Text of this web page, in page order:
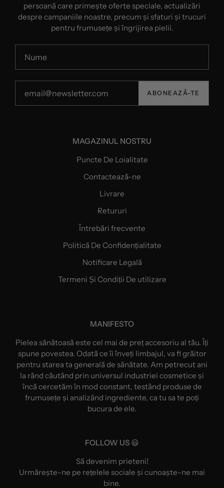
persoană care primește oferte speciale, actualizări
despre campaniile noastre, precum și sfaturi și trucuri
pentru frumusețe și îngrijirea pielii.
ABONEAZĂ-TE
MAGAZINUL NOSTRU
Puncte De Loialitate
Contactează-ne
Livrare
Retururi
Întrebări frecvente
Politică De Confidențialitate
Notificare Legală
Termeni Și Condiții De utilizare
MANIFESTO
Pielea sănătoasă este cel mai de preț accesoriu al tău. Îți
spune povestea. Odată ce îi înveți limbajul, va fi grăitor
pentru starea ta generală de sănătate. Am petrecut ani
la rând căutând prin universul industriei cosmetice și
încă cercetăm în mod constant, testând produse de
frumusețe și analizând ingrediente, ca tu sa te poți
bucura de ele.
FOLLOW US 😃
Să devenim prieteni!
Urmărește-ne pe rețelele sociale și cunoaște-ne mai
bine.